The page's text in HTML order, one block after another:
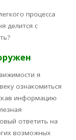
процесса
делится с
я
ознакомиться
информацию
ответить на
возможных